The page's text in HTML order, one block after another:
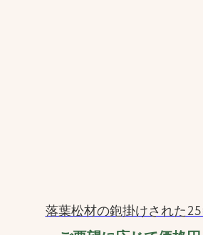
落葉松材の鉋掛けされた